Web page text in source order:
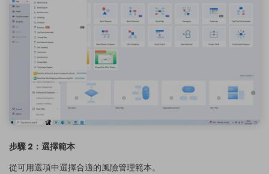
步驟 2：選擇範本
從可用選項中選擇合適的風險管理範本。